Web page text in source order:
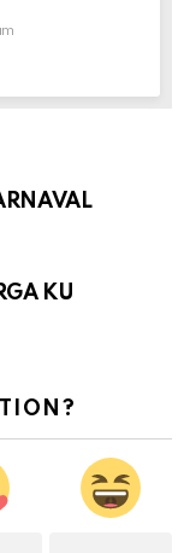
KU